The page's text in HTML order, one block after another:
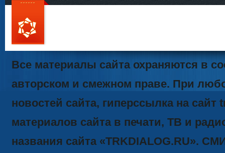
111
Все материалы сайта охраняются в
авторском и смежном праве. При
новостей сайта, гиперссылка на
материалов сайта в печати, ТВ и
названия сайта «TRKDIALOG.RU».